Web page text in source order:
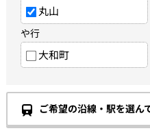
丸山
や行
大和町
ご希望の沿線・駅を選ん